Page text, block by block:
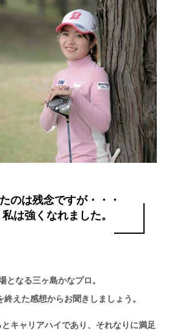
のは残念ですが・・・
は強くなれました。
なる三ヶ島かなプロ。
えた感想からお聞きしましょう。
とキャリアハイであり、それなりに満足